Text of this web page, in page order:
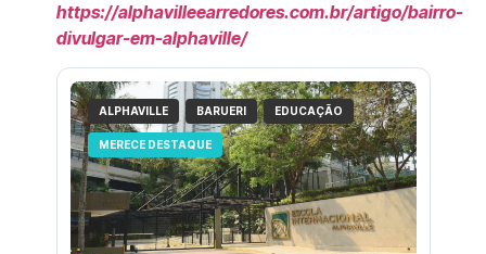
https://alphavilleearredores.com.br/artigo/bairro-
divulgar-em-alphaville/
ALPHAVILLE BARUERI EDUCAÇÃO
MERECE DESTAQUE